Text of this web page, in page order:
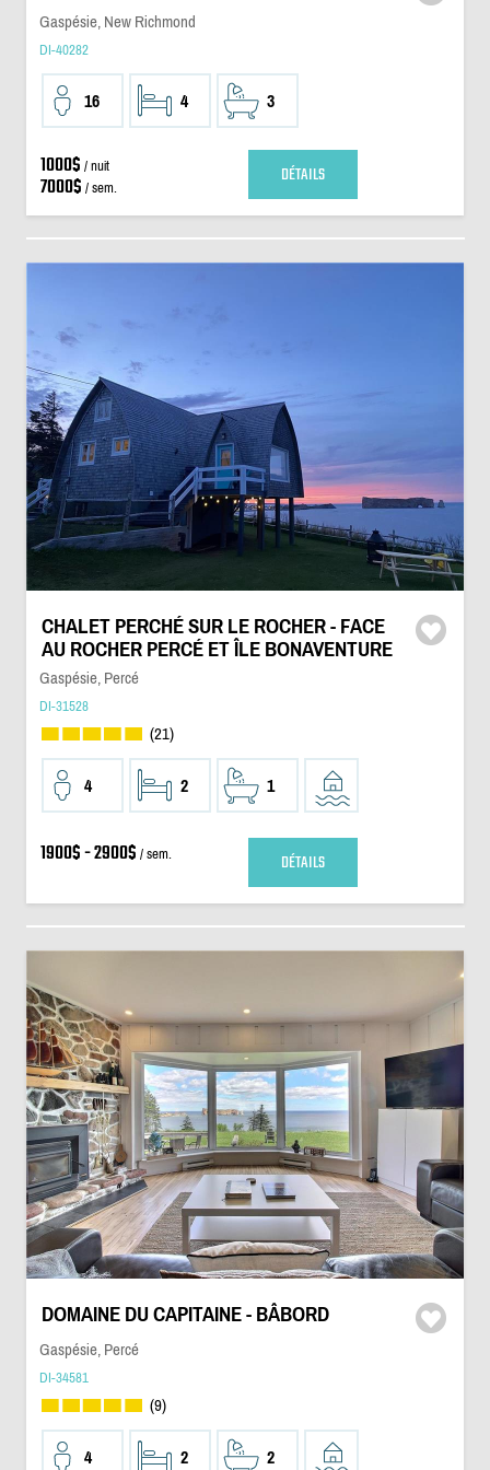
Gaspésie, New Richmond
DI-40282
16 4 3
1000$ / nuit
7000$ / sem. DÉTAILS
CHALET PERCHÉ SUR LE ROCHER - FACE
AU ROCHER PERCÉ ET ÎLE BONAVENTURE
Gaspésie, Percé
DI-31528
(21)
4 2 1
1900$ - 2900$ / sem. DÉTAILS
DOMAINE DU CAPITAINE - BÂBORD
Gaspésie, Percé
DI-34581
(9)
4 2 2